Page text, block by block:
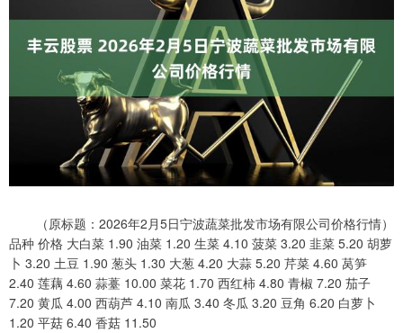
（原标题：2026年2月5日宁波蔬菜批发市场有限公司价格行情）
品种 价格 大白菜 1.90 油菜 1.20 生菜 4.10 菠菜 3.20 韭菜 5.20 胡萝
卜 3.20 土豆 1.90 葱头 1.30 大葱 4.20 大蒜 5.20 芹菜 4.60 莴笋
2.40 莲藕 4.60 蒜薹 10.00 菜花 1.70 西红柿 4.80 青椒 7.20 茄子
7.20 黄瓜 4.00 西葫芦 4.10 南瓜 3.40 冬瓜 3.20 豆角 6.20 白萝卜
1.20 平菇 6.40 香菇 11.50